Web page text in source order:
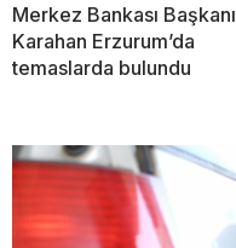
Merkez Bankası Başkanı
Karahan Erzurum’da
temaslarda bulundu